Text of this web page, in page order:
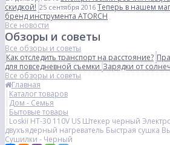
скидкой! 25 сентября 2016 Теперь в нашем
бренд инструмента ATORCH
Все новости
Обзоры и советы
Все обзоры и советы
Как отследить транспорт на расстояние?
для повседневной съемкиЗарядки от
Все обзоры и советы
Главная
Каталог товаров
Дом - Семья
Бытовые товары
Loskii HT-30 110V US Штекер черный
двухъядерный нагреватель Быстрая сушка
Сушилки - Черный